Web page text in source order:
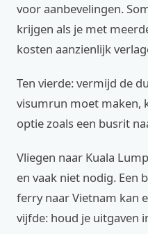
voor aanbevelingen.
krijgen als je met
kosten aanzienlijk
Ten vierde: vermijd de
visumrun moet maken,
optie zoals een busrit
Vliegen naar Kuala
en vaak niet nodig. Een
ferry naar Vietnam kan
vijfde: houd je uitgaven